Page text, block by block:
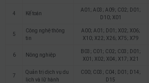
4 Kế toán
A01; A03; A09; C02; D01;
D10; X01
5
Công nghệ thông
tin
A00; A01; D01; X02; X06;
X10; X22; X26; X75; X79
6 Nông nghiệp
B03; C01; C02; C03; D01;
X01; X02; X04; X17; X21
7
Quản trị dịch vụ du
lịch và lữ hành
C00; C03; C04; D01; D14;
D15